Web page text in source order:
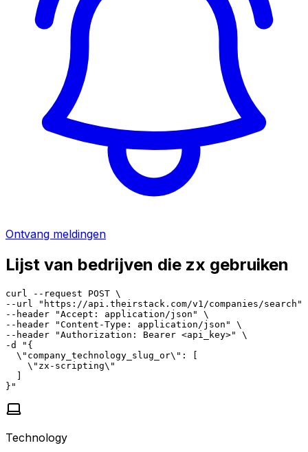
Ontvang meldingen
Lijst van bedrijven die zx gebruiken
curl --request POST \
--url "https://api.theirstack.com/v1/companies/search"
--header "Accept: application/json" \
--header "Content-Type: application/json" \
--header "Authorization: Bearer <api_key>" \
-d "{
  \"company_technology_slug_or\": [
    \"zx-scripting\"
  ]
}"
Technology